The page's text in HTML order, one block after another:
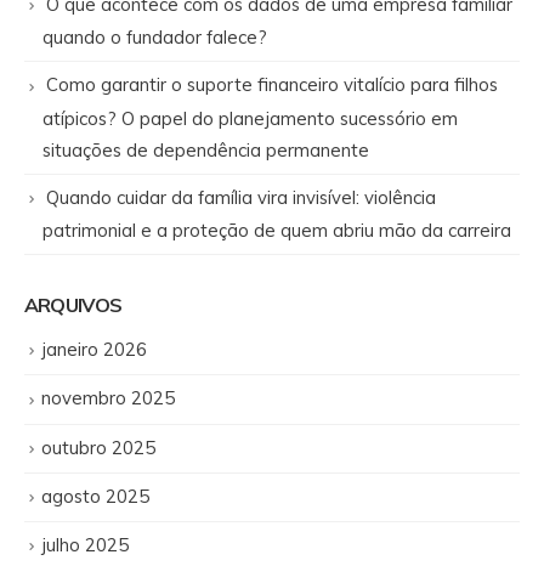
quando o fundador falece?
Como garantir o suporte financeiro vitalício para filhos
atípicos? O papel do planejamento sucessório em
situações de dependência permanente
Quando cuidar da família vira invisível: violência
patrimonial e a proteção de quem abriu mão da carreira
ARQUIVOS
janeiro 2026
novembro 2025
outubro 2025
agosto 2025
julho 2025